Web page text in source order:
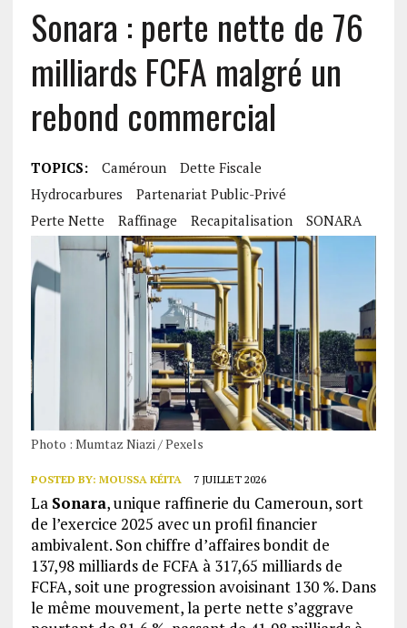
Sonara : perte nette de 76
milliards FCFA malgré un
rebond commercial
TOPICS: Caméroun
Dette Fiscale
Hydrocarbures
Partenariat Public-Privé
Perte Nette
Raffinage Recapitalisation SONARA
Photo : Mumtaz Niazi / Pexels
POSTED BY: MOUSSA KÉITA 7 JUILLET 2026
La Sonara, unique raffinerie du Cameroun, sort
de l’exercice 2025 avec un profil financier
ambivalent. Son chiffre d’affaires bondit de
137,98 milliards de FCFA à 317,65 milliards de
FCFA, soit une progression avoisinant 130 %. Dans
le même mouvement, la perte nette s’aggrave